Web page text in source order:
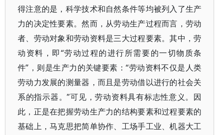
得注意的是，科学技术和自然条件等均被列入了生产
力的决定性要素。然而，从劳动生产过程而言，劳动
者、劳动对象和劳动资料是三大过程要素。其中，劳
动资料，即“劳动过程的进行所需要的一切物质条
件”，则是生产力的关键要素：“劳动资料不仅是人类
劳动力发展的测量器，而且是劳动借以进行的社会关
系的指示器。”可见，劳动资料具有标志性意义。因
此，正是在把握劳动生产力的结构要素和过程要素的
基础上，马克思把简单协作、工场手工业、机器大工